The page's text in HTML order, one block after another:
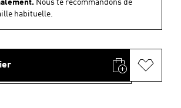
Nous te recommandons de
habituelle.